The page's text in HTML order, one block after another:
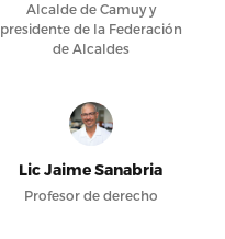
Alcalde de Camuy y
presidente de la Federación
de Alcaldes
Lic Jaime Sanabria
Profesor de derecho